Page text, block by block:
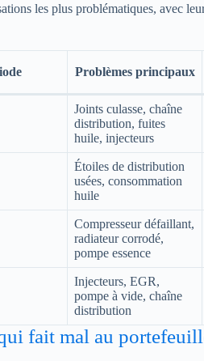
les plus problématiques, avec
Problèmes principaux
Joints culasse, chaîne
distribution, fuites
huile, injecteurs
Étoiles de distribution
usées, consommation
huile
Compresseur défaillant,
radiateur corrodé,
pompe essence
Injecteurs, EGR,
pompe à vide, chaîne
distribution
fait mal au